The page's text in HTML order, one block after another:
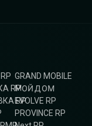
RP
RP
GRAND MOBILE
МОЙ ДОМ
EVOLVE RP
PROVINCE RP